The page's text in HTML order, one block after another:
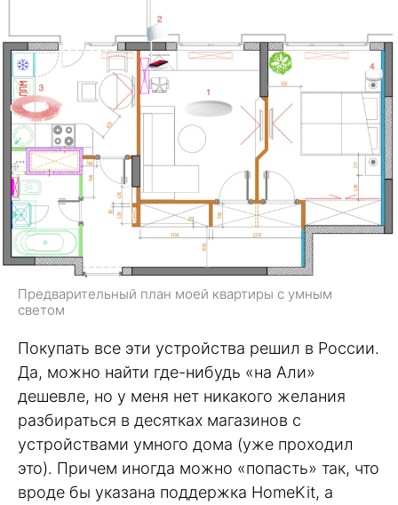
Предварительный план моей квартиры с умным
светом
Покупать все эти устройства решил в России.
Да, можно найти где-нибудь «на Али»
дешевле, но у меня нет никакого желания
разбираться в десятках магазинов с
устройствами умного дома (уже проходил
это). Причем иногда можно «попасть» так, что
вроде бы указана поддержка HomeKit, а